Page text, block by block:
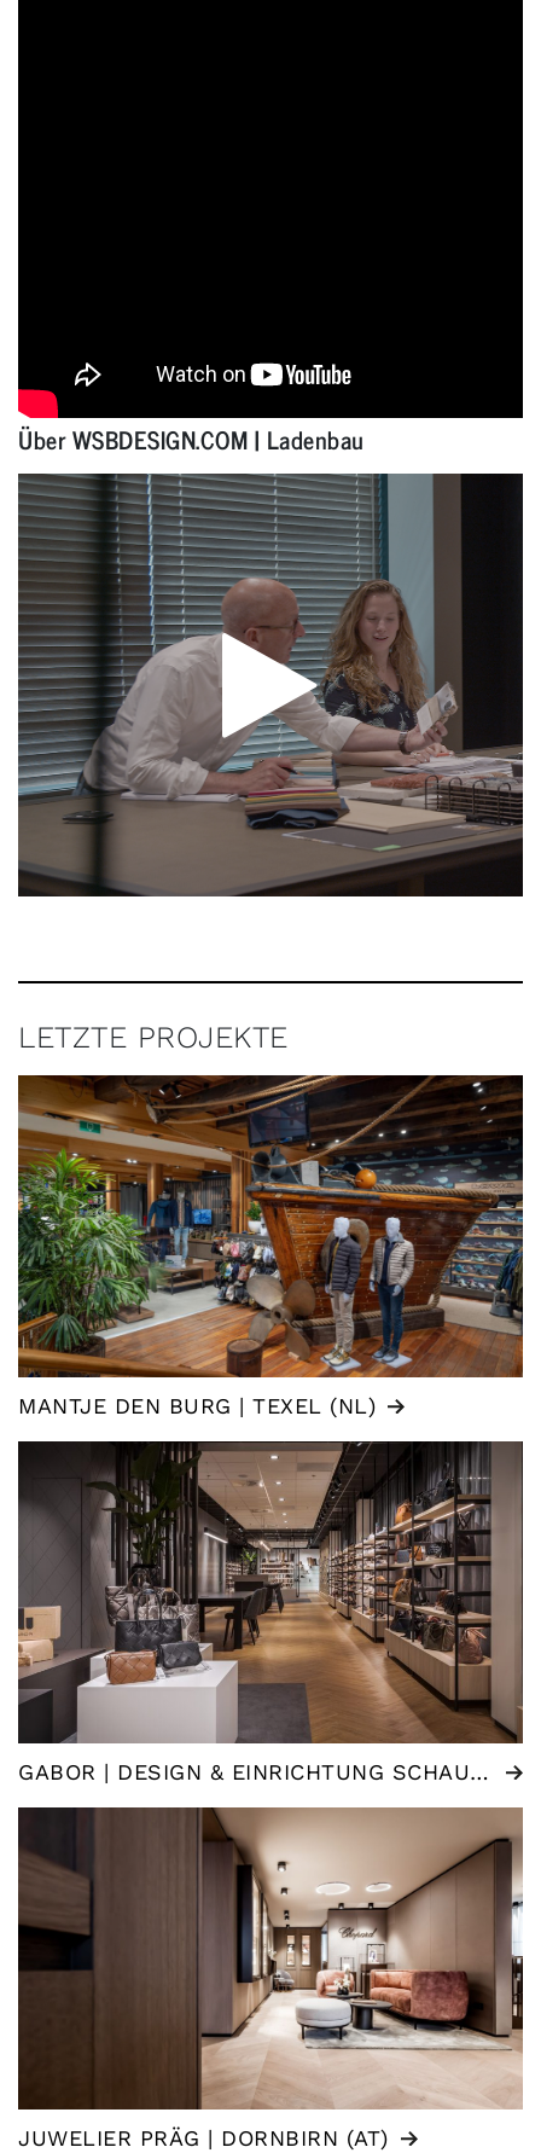
Über WSBDESIGN.COM | Ladenbau
LETZTE PROJEKTE
MANTJE DEN BURG | TEXEL (NL)
GABOR | DESIGN & EINRICHTUNG SCHAURAUM
JUWELIER PRÄG | DORNBIRN (AT)